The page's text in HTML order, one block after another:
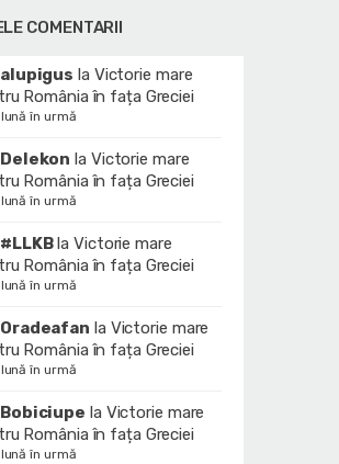
COMENTARII
alupigus la Victorie mare
România în fața Greciei
lună în urmă
Delekon la Victorie mare
România în fața Greciei
lună în urmă
#LLKBlaVictorie mare
România în fața Greciei
lună în urmă
Oradeafan la Victorie mare
România în fața Greciei
lună în urmă
Bobiciupe la Victorie mare
România în fața Greciei
lună în urmă